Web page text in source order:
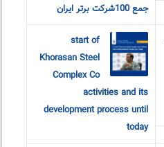
جمع 100شرکت برتر ایران
start of
Khorasan Steel
Complex Co
activities and its
development process until
today